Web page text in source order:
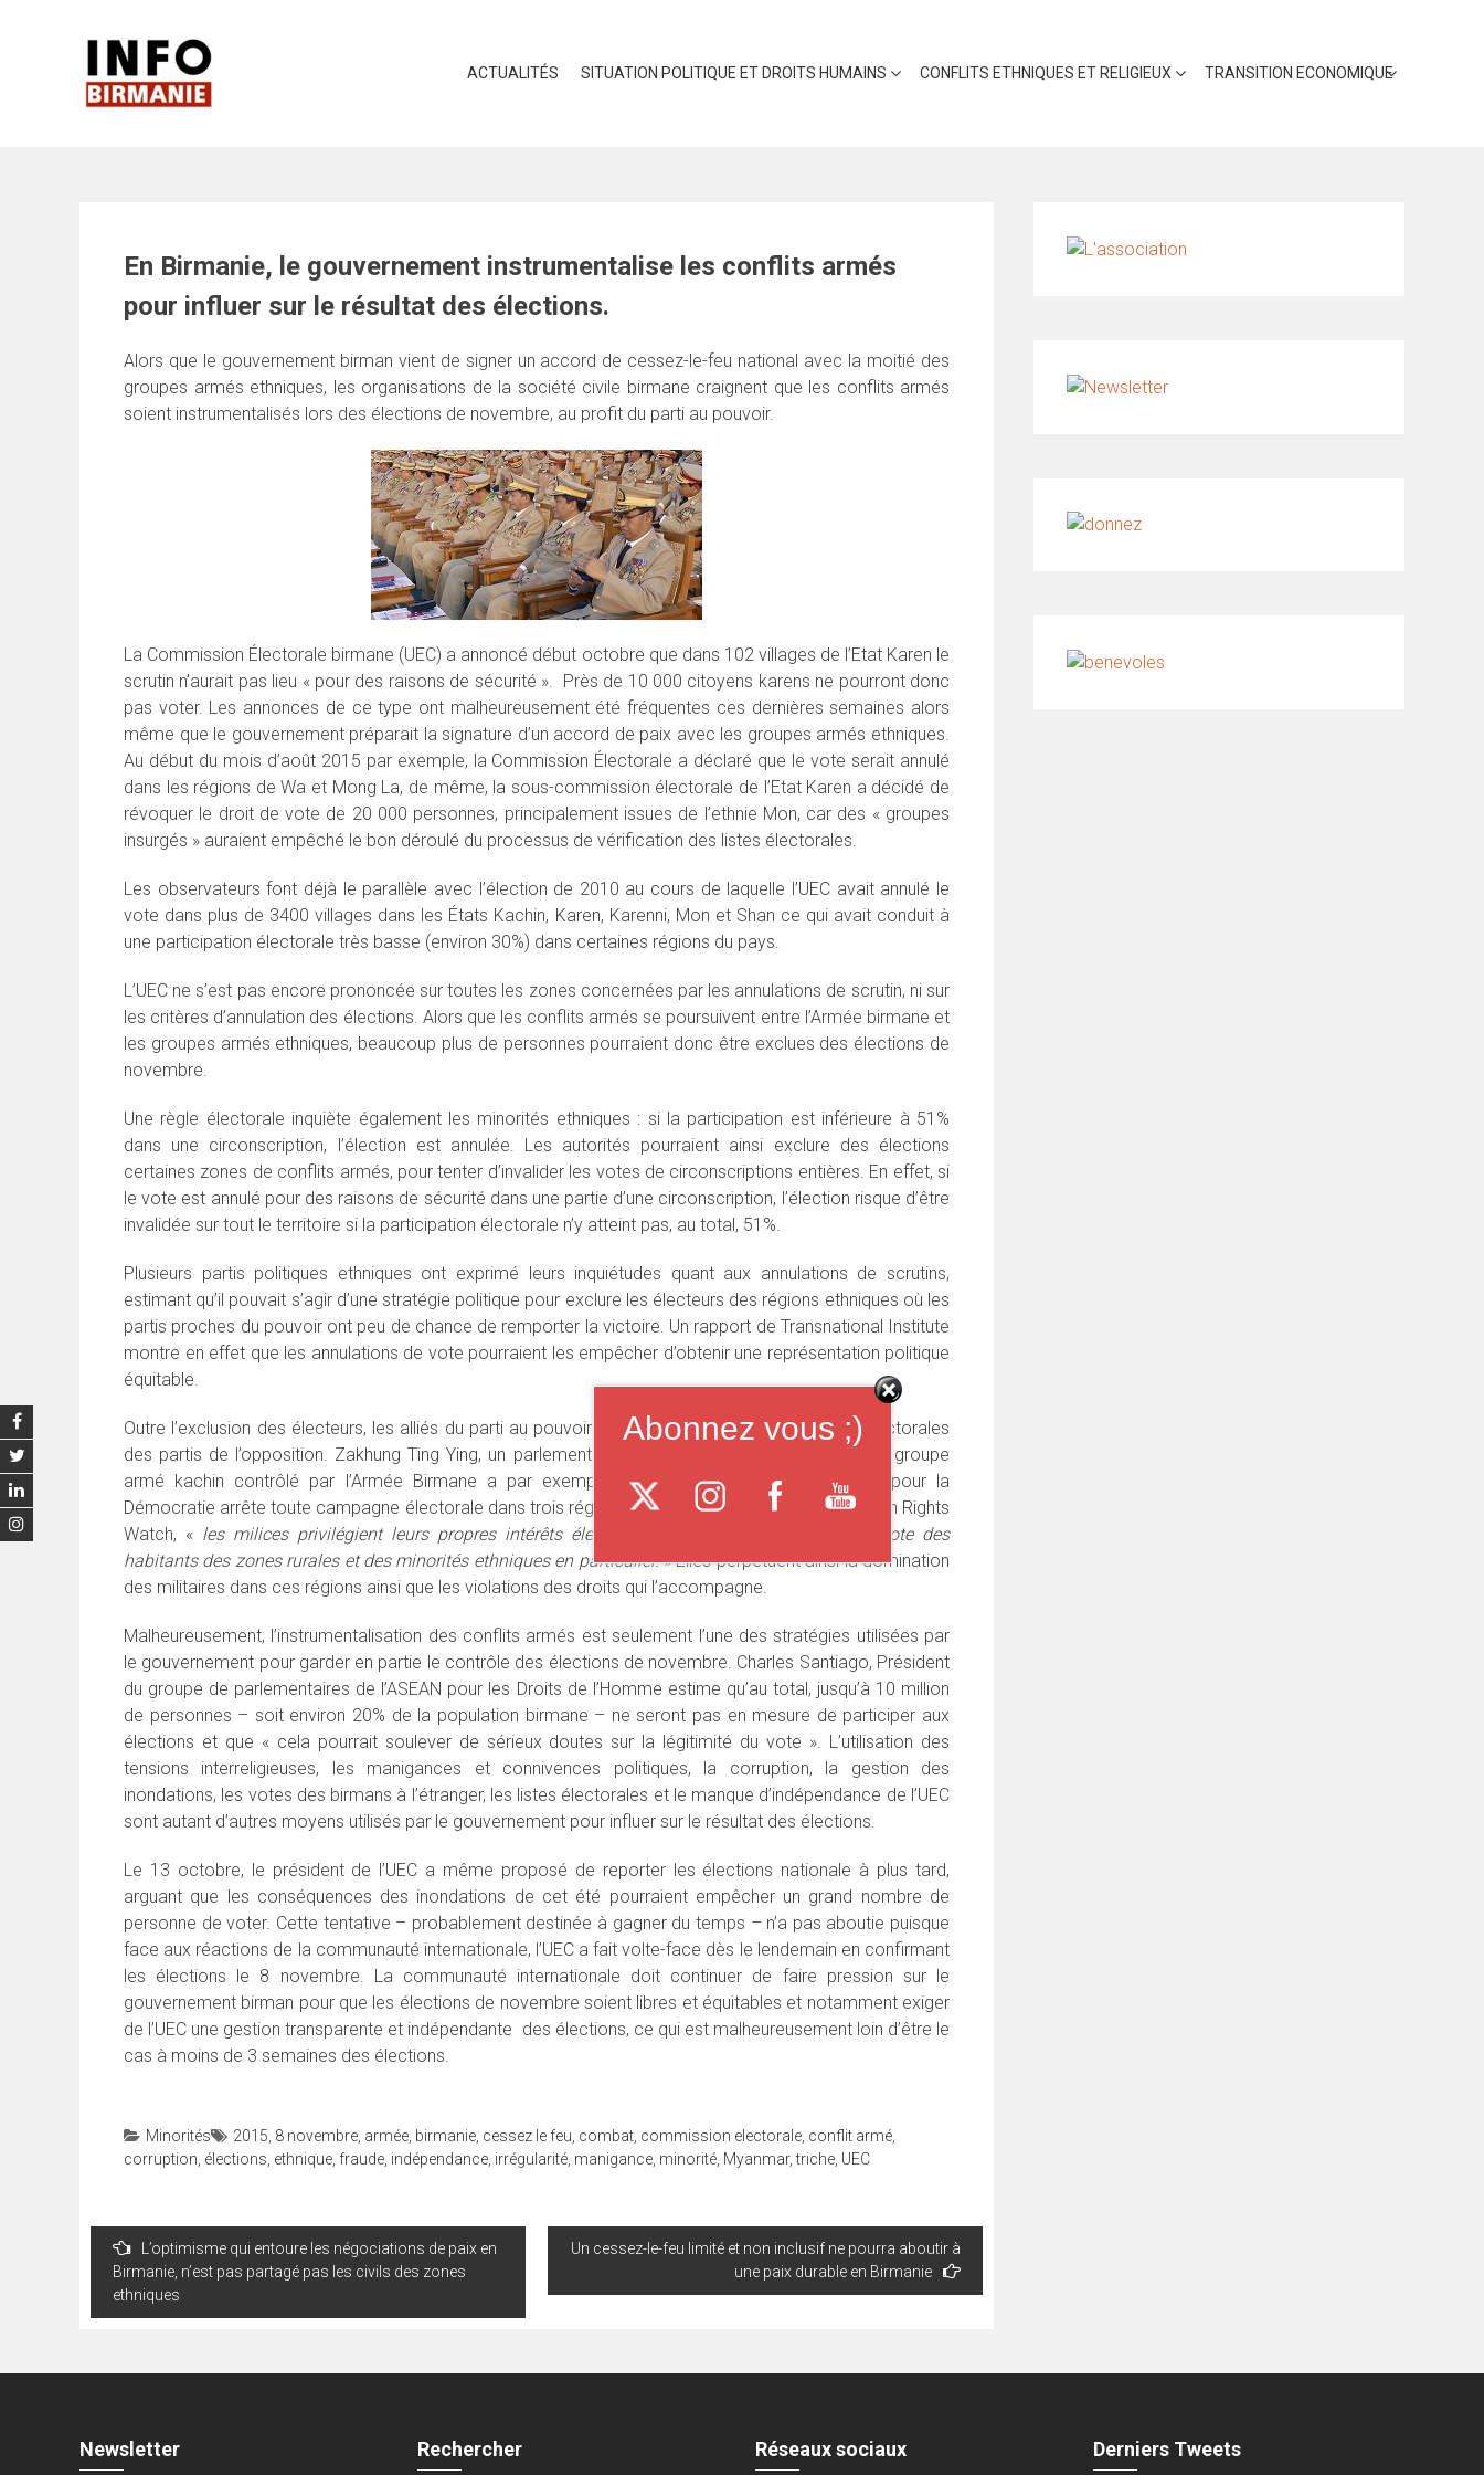
ACTUALITÉS SITUATION POLITIQUE ET DROITS HUMAINS CONFLITS ETHNIQUES ET RELIGIEUX TRANSITION ECONOMIQUE
En Birmanie, le gouvernement instrumentalise les conflits armés
pour influer sur le résultat des élections.
Alors que le gouvernement birman vient de signer un accord de cessez-le-feu national avec la moitié des
groupes armés ethniques, les organisations de la société civile birmane craignent que les conflits armés
soient instrumentalisés lors des élections de novembre, au profit du parti au pouvoir.
La Commission Électorale birmane (UEC) a annoncé début octobre que dans 102 villages de l’Etat Karen le
scrutin n’aurait pas lieu « pour des raisons de sécurité ». Près de 10 000 citoyens karens ne pourront donc
pas voter. Les annonces de ce type ont malheureusement été fréquentes ces dernières semaines alors
même que le gouvernement préparait la signature d’un accord de paix avec les groupes armés ethniques.
Au début du mois d’août 2015 par exemple, la Commission Électorale a déclaré que le vote serait annulé
dans les régions de Wa et Mong La, de même, la sous-commission électorale de l’Etat Karen a décidé de
révoquer le droit de vote de 20 000 personnes, principalement issues de l’ethnie Mon, car des « groupes
insurgés » auraient empêché le bon déroulé du processus de vérification des listes électorales.
Les observateurs font déjà le parallèle avec l’élection de 2010 au cours de laquelle l’UEC avait annulé le
vote dans plus de 3400 villages dans les États Kachin, Karen, Karenni, Mon et Shan ce qui avait conduit à
une participation électorale très basse (environ 30%) dans certaines régions du pays.
L’UEC ne s’est pas encore prononcée sur toutes les zones concernées par les annulations de scrutin, ni sur
les critères d’annulation des élections. Alors que les conflits armés se poursuivent entre l’Armée birmane et
les groupes armés ethniques, beaucoup plus de personnes pourraient donc être exclues des élections de
novembre.
Une règle électorale inquiète également les minorités ethniques : si la participation est inférieure à 51%
dans une circonscription, l’élection est annulée. Les autorités pourraient ainsi exclure des élections
certaines zones de conflits armés, pour tenter d’invalider les votes de circonscriptions entières. En effet, si
le vote est annulé pour des raisons de sécurité dans une partie d’une circonscription, l’élection risque d’être
invalidée sur tout le territoire si la participation électorale n’y atteint pas, au total, 51%.
Plusieurs partis politiques ethniques ont exprimé leurs inquiétudes quant aux annulations de scrutins,
estimant qu’il pouvait s’agir d’une stratégie politique pour exclure les électeurs des régions ethniques où les
partis proches du pouvoir ont peu de chance de remporter la victoire. Un rapport de Transnational Institute
montre en effet que les annulations de vote pourraient les empêcher d’obtenir une représentation politique
équitable.
Outre l’exclusion des électeurs, les alliés du parti au pouvoir tentent de limiter les campagnes électorales
des partis de l’opposition. Zakhung Ting Ying, un parlementaire de l’Etat Kachin et président d’un groupe
armé kachin contrôlé par l’Armée Birmane a par exemple réclamé que la Ligue Nationale pour la
Démocratie arrête toute campagne électorale dans trois régions de sa circonscription. Pour Human Rights
Watch, « les milices privilégient leurs propres intérêts électoraux aux dépens des droits de vote des
habitants des zones rurales et des minorités ethniques en particulier. »Elles perpétuent ainsi la domination
des militaires dans ces régions ainsi que les violations des droits qui l’accompagne.
Malheureusement, l’instrumentalisation des conflits armés est seulement l’une des stratégies utilisées par
le gouvernement pour garder en partie le contrôle des élections de novembre. Charles Santiago, Président
du groupe de parlementaires de l’ASEAN pour les Droits de l’Homme estime qu’au total, jusqu’à 10 million
de personnes – soit environ 20% de la population birmane – ne seront pas en mesure de participer aux
élections et que « cela pourrait soulever de sérieux doutes sur la légitimité du vote ». L’utilisation des
tensions interreligieuses, les manigances et connivences politiques, la corruption, la gestion des
inondations, les votes des birmans à l’étranger, les listes électorales et le manque d’indépendance de l’UEC
sont autant d’autres moyens utilisés par le gouvernement pour influer sur le résultat des élections.
Le 13 octobre, le président de l’UEC a même proposé de reporter les élections nationale à plus tard,
arguant que les conséquences des inondations de cet été pourraient empêcher un grand nombre de
personne de voter. Cette tentative – probablement destinée à gagner du temps – n’a pas aboutie puisque
face aux réactions de la communauté internationale, l’UEC a fait volte-face dès le lendemain en confirmant
les élections le 8 novembre. La communauté internationale doit continuer de faire pression sur le
gouvernement birman pour que les élections de novembre soient libres et équitables et notamment exiger
de l’UEC une gestion transparente et indépendante des élections, ce qui est malheureusement loin d’être le
cas à moins de 3 semaines des élections.
Minorités 2015 8 novembre armée birmanie cessez le feu combat commission electorale conflit armé
corruption élections ethnique fraude indépendance irrégularité manigance minorité Myanmar,triche UEC
Navigation
l’article
L’optimisme qui entoure les négociations de paix en
Birmanie, n’est pas partagé pas les civils des zones
ethniques
Un cessez-le-feu limité et non inclusif ne pourra aboutir à
une paix durable en Birmanie
Newsletter Rechercher Réseaux sociaux Derniers Tweets
Abonnez vous ;)